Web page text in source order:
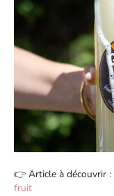
👉 Article à découvrir :
fruit